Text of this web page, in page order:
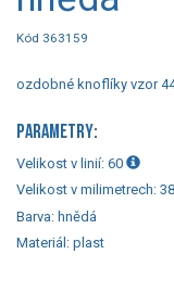
Kód 363159
ozdobné knoflíky vzor
PARAMETRY:
Velikost v linií: 60
Velikost v milimetrech:
Barva: hnědá
Materiál: plast